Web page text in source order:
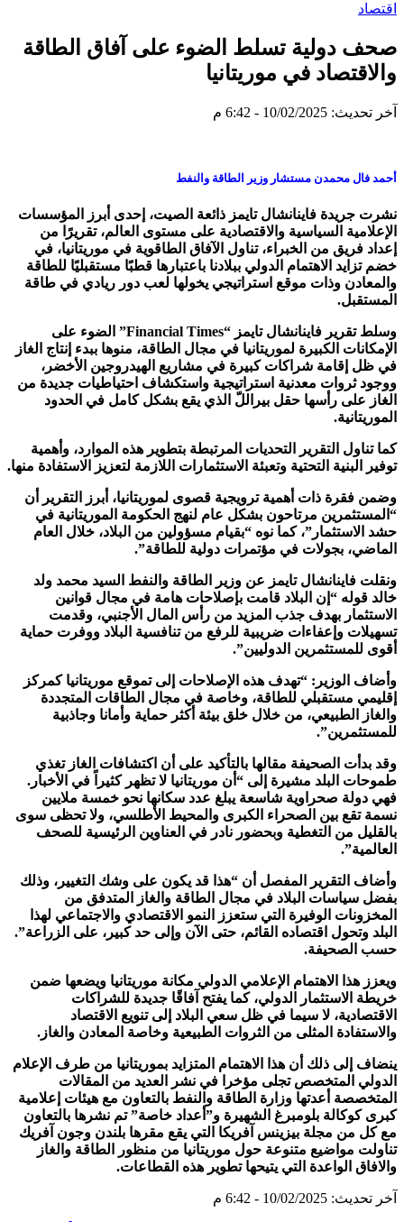
اقتصاد
صحف دولية تسلط الضوء على آفاق الطاقة
والاقتصاد في موريتانيا
آخر تحديث: 10/02/2025 - 6:42 م
أحمد فال محمدن مستشار وزير الطاقة والنفط
نشرت جريدة فاينانشال تايمز ذائعة الصيت، إحدى أبرز المؤسسات
الإعلامية السياسية والاقتصادية على مستوى العالم، تقريرًا من
إعداد فريق من الخبراء، تناول الآفاق الطاقوية في موريتانيا، في
خضم تزايد الاهتمام الدولي ببلادنا باعتبارها قطبًا مستقبليًا للطاقة
والمعادن وذات موقع استراتيجي يخولها لعب دور ريادي في طاقة
المستقبل.
وسلط تقرير فاينانشال تايمز “Financial Times” الضوء على
الإمكانات الكبيرة لموريتانيا في مجال الطاقة، منوها ببدء إنتاج الغاز
في ظل إقامة شراكات كبيرة في مشاريع الهيدروجين الأخضر،
ووجود ثروات معدنية استراتيجية واستكشاف احتياطيات جديدة من
الغاز على رأسها حقل بيراللّ الذي يقع بشكل كامل في الحدود
الموريتانية.
كما تناول التقرير التحديات المرتبطة بتطوير هذه الموارد، وأهمية
توفير البنية التحتية وتعبئة الاستثمارات اللازمة لتعزيز الاستفادة منها.
وضمن فقرة ذات أهمية ترويجية قصوى لموريتانيا، أبرز التقرير أن
“المستثمرين مرتاحون بشكل عام لنهج الحكومة الموريتانية في
حشد الاستثمار”، كما نوه “بقيام مسؤولين من البلاد، خلال العام
الماضي، بجولات في مؤتمرات دولية للطاقة”.
ونقلت فاينانشال تايمز عن وزير الطاقة والنفط السيد محمد ولد
خالد قوله “إن البلاد قامت بإصلاحات هامة في مجال قوانين
الاستثمار بهدف جذب المزيد من رأس المال الأجنبي، وقدمت
تسهيلات وإعفاءات ضريبية للرفع من تنافسية البلاد ووفرت حماية
أقوى للمستثمرين الدوليين”.
وأضاف الوزير: “تهدف هذه الإصلاحات إلى تموقع موريتانيا كمركز
إقليمي مستقبلي للطاقة، وخاصة في مجال الطاقات المتجددة
والغاز الطبيعي، من خلال خلق بيئة أكثر حماية وأمانا وجاذبية
للمستثمرين”.
وقد بدأت الصحيفة مقالها بالتأكيد على أن اكتشافات الغاز تغذي
طموحات البلد مشيرة إلى “أن موريتانيا لا تظهر كثيراً في الأخبار.
فهي دولة صحراوية شاسعة يبلغ عدد سكانها نحو خمسة ملايين
نسمة تقع بين الصحراء الكبرى والمحيط الأطلسي، ولا تحظى سوى
بالقليل من التغطية وبحضور نادر في العناوين الرئيسية للصحف
العالمية”.
وأضاف التقرير المفصل أن “هذا قد يكون على وشك التغيير، وذلك
بفضل سياسات البلاد في مجال الطاقة والغاز المتدفق من
المخزونات الوفيرة التي ستعزز النمو الاقتصادي والاجتماعي لهذا
البلد وتحول اقتصاده القائم، حتى الآن وإلى حد كبير، على الزراعة”.
حسب الصحيفة.
ويعزز هذا الاهتمام الإعلامي الدولي مكانة موريتانيا ويضعها ضمن
خريطة الاستثمار الدولي، كما يفتح آفاقًا جديدة للشراكات
الاقتصادية، لا سيما في ظل سعي البلاد إلى تنويع الاقتصاد
والاستفادة المثلى من الثروات الطبيعية وخاصة المعادن والغاز.
ينضاف إلى ذلك أن هذا الاهتمام المتزايد بموريتانيا من طرف الإعلام
الدولي المتخصص تجلى مؤخرا في نشر العديد من المقالات
المتخصصة أعدتها وزارة الطاقة والنفط بالتعاون مع هيئات إعلامية
كبرى كوكالة بلومبرغ الشهيرة و”أعداد خاصة” تم نشرها بالتعاون
مع كل من مجلة بيزينس آفريكا التي يقع مقرها بلندن وجون آفريك
تناولت مواضيع متنوعة حول موريتانيا من منظور الطاقة والغاز
والافاق الواعدة التي يتيحها تطوير هذه القطاعات.
آخر تحديث: 10/02/2025 - 6:42 م